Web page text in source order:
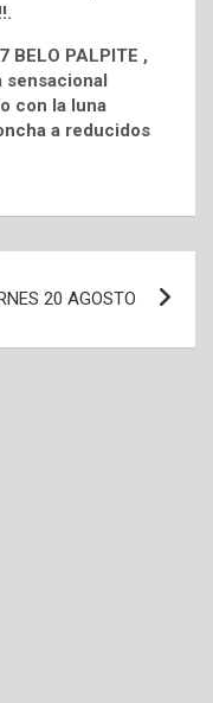
PALPITE ,
sensacional
con la luna
a reducidos
20 AGOSTO